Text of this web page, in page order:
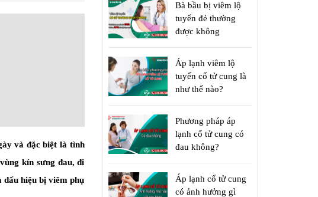
và đặc biệt là tình
kín sưng đau, đi
dấu hiệu bị viêm phụ
Bà bầu bị viêm lộ
tuyến đẻ thường
được không
Áp lạnh viêm lộ
tuyến cổ tử cung là
như thế nào?
Phương pháp áp
lạnh cổ tử cung có
đau không?
Áp lạnh cổ tử cung
có ảnh hưởng gì